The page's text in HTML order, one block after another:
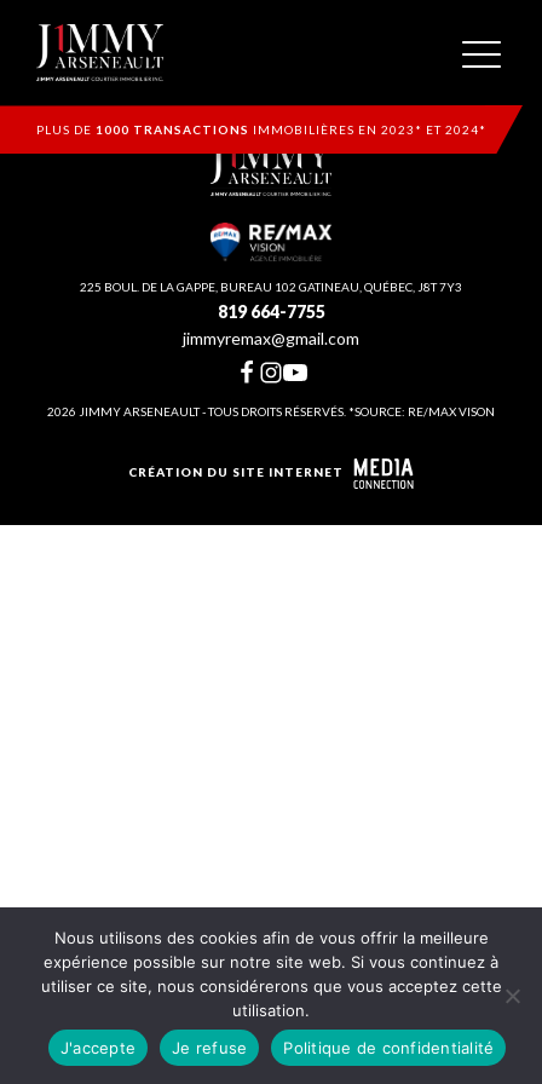
PLUS DE 1000 TRANSACTIONS IMMOBILIÈRES EN 2023* ET 2024*
225 BOUL. DE LA GAPPE, BUREAU 102 GATINEAU, QUÉBEC, J8T 7Y3
819 664-7755
jimmyremax@gmail.com
2026 JIMMY ARSENEAULT - TOUS DROITS RÉSERVÉS. *SOURCE: RE/MAX VISON
CRÉATION DU SITE INTERNET
Nous utilisons des cookies afin de vous offrir la meilleure
expérience possible sur notre site web. Si vous continuez à
utiliser ce site, nous considérerons que vous acceptez cette
utilisation.
J'accepte
Je refuse Politique de confidentialité